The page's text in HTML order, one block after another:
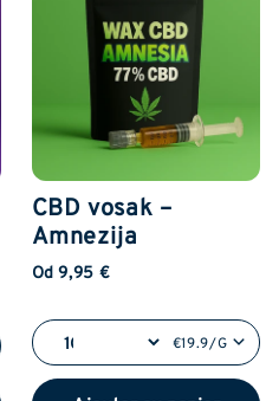
CBD vosak –
Amnezija
Od 9,95 €
€19.9/G